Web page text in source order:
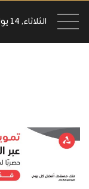
الثلاثاء, 14 يوليو 2026